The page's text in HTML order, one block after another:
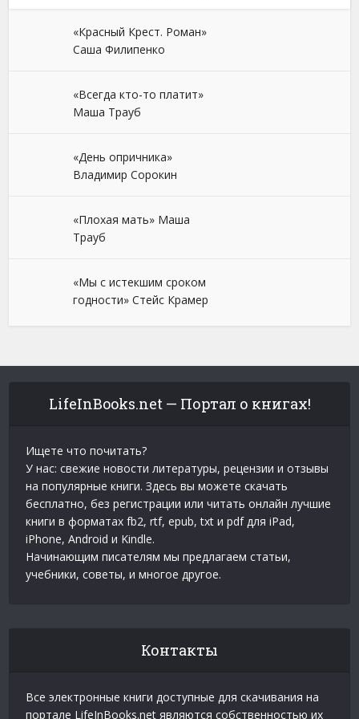
«Красный Крест. Роман»
Саша Филипенко
«Всегда кто-то платит»
Маша Трауб
«День опричника»
Владимир Сорокин
«Плохая мать» Маша
Трауб
«Мы с истекшим сроком
годности» Стейс Крамер
LifeInBooks.net — Портал о книгах!
Ищете что почитать?
У нас: свежие новости литературы, рецензии и отзывы
на популярные книги. Здесь вы можете скачать
бесплатно, без регистрации или читать онлайн лучшие
книги в форматах fb2, rtf, epub, txt и pdf для iPad,
iPhone, Android и Kindle.
Начинающим писателям мы предлагаем статьи,
учебники, советы, и многое другое.
Контакты
Все электронные книги доступные для скачивания на
портале LifeInBooks.net являются собственностью их